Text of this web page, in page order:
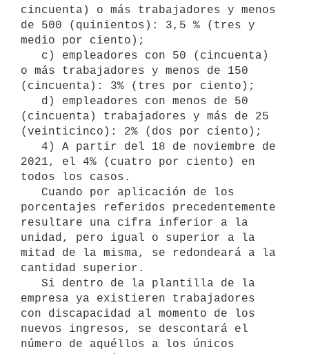
cincuenta) o más trabajadores y menos
de 500 (quinientos): 3,5 % (tres y
medio por ciento);
o más trabajadores y menos de 150
(cincuenta): 3% (tres por ciento);
(cincuenta) trabajadores y más de 25
(veinticinco): 2% (dos por ciento);
2021, el 4% (cuatro por ciento) en
todos los casos.
porcentajes referidos precedentemente
resultare una cifra inferior a la
unidad, pero igual o superior a la
mitad de la misma, se redondeará a la
cantidad superior.
empresa ya existieren trabajadores
con discapacidad al momento de los
nuevos ingresos, se descontará el
número de aquéllos a los únicos